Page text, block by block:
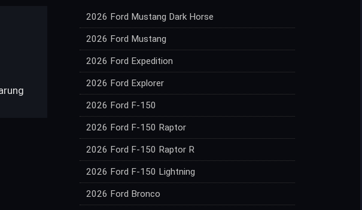
2026 Ford Mustang Dark Horse
2026 Ford Mustang
2026 Ford Expedition
2026 Ford Explorer
2026 Ford F-150
2026 Ford F-150 Raptor
2026 Ford F-150 Raptor R
2026 Ford F-150 Lightning
2026 Ford Bronco